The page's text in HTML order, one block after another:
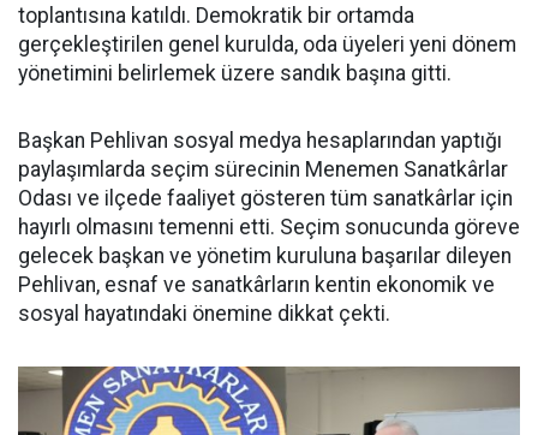
toplantısına katıldı. Demokratik bir ortamda
gerçekleştirilen genel kurulda, oda üyeleri yeni dönem
yönetimini belirlemek üzere sandık başına gitti.
Başkan Pehlivan sosyal medya hesaplarından yaptığı
paylaşımlarda seçim sürecinin Menemen Sanatkârlar
Odası ve ilçede faaliyet gösteren tüm sanatkârlar için
hayırlı olmasını temenni etti. Seçim sonucunda göreve
gelecek başkan ve yönetim kuruluna başarılar dileyen
Pehlivan, esnaf ve sanatkârların kentin ekonomik ve
sosyal hayatındaki önemine dikkat çekti.